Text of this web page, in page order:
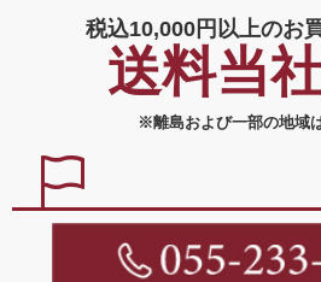
税込10,000円以上のお
送料当
※離島および一部の地域